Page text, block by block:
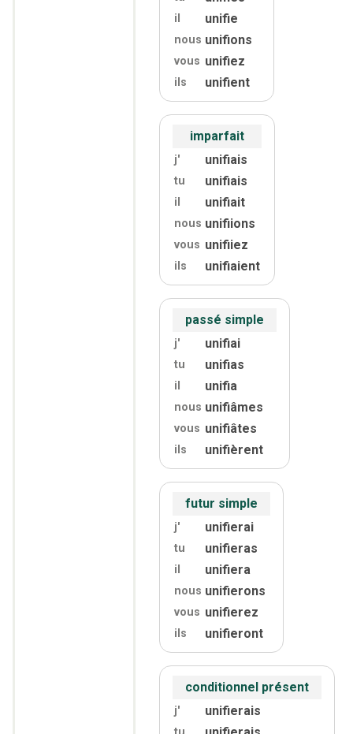
il unifie
nous unifions
vous unifiez
ils unifient
imparfait
j' unifiais
tu unifiais
il unifiait
nous unifiions
vous unifiiez
ils unifiaient
passé simple
j' unifiai
tu unifias
il unifia
nous unifiâmes
vous unifiâtes
ils unifièrent
futur simple
j' unifierai
tu unifieras
il unifiera
nous unifierons
vous unifierez
ils unifieront
conditionnel présent
j' unifierais